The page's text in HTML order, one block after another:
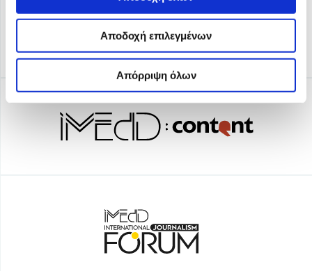
Αποδοχή επιλεγμένων
Απόρριψη όλων